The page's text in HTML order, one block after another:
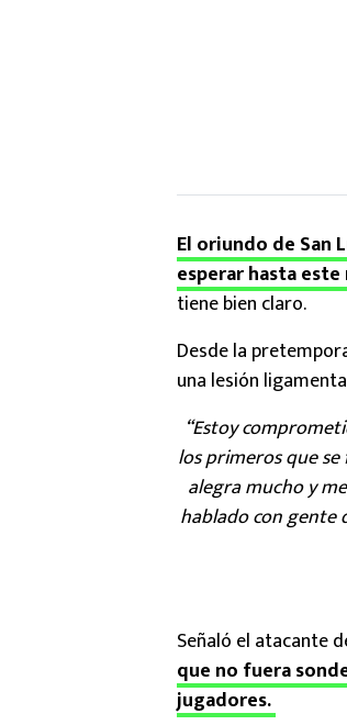
El oriundo de San
esperar hasta
tiene bien claro.
Desde la
una lesión
“Estoy
los primeros que
alegra mucho y
hablado con gente
Señaló el atacante
que no fuera
jugadores.